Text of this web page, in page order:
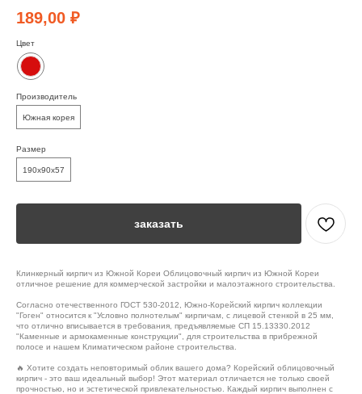
189,00 ₽
Цвет
Производитель
Южная корея
Размер
190х90х57
заказать
Клинкерный кирпич из Южной Кореи Облицовочный кирпич из Южной Кореи
отличное решение для коммерческой застройки и малоэтажного строительства.
Согласно отечественного ГОСТ 530-2012, Южно-Корейский кирпич коллекции
"Гоген" относится к "Условно полнотелым" кирпичам, с лицевой стенкой в 25 мм,
что отлично вписывается в требования, предъявляемые СП 15.13330.2012
"Каменные и армокаменные конструкции", для строительства в прибрежной
полосе и нашем Климатическом районе строительства.
🔥 Хотите создать неповторимый облик вашего дома? Корейский облицовочный
кирпич - это ваш идеальный выбор! Этот материал отличается не только своей
прочностью, но и эстетической привлекательностью. Каждый кирпич выполнен с